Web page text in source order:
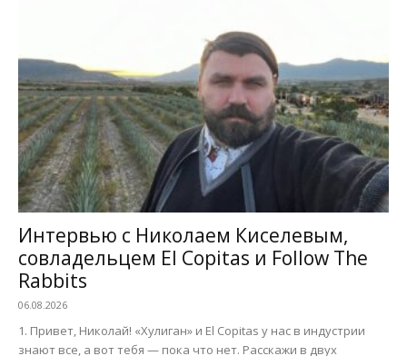
Интервью с Николаем Киселевым,
совладельцем El Copitas и Follow The
Rabbits
06.08.2026
1. Привет, Николай! «Хулиган» и El Copitas у нас в индустрии
знают все, а вот тебя — пока что нет. Расскажи в двух